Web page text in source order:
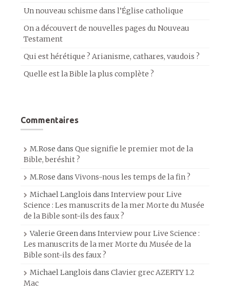
Un nouveau schisme dans l’Église catholique
On a découvert de nouvelles pages du Nouveau
Testament
Qui est hérétique ? Arianisme, cathares, vaudois ?
Quelle est la Bible la plus complète ?
Commentaires
M.Rose dans Que signifie le premier mot de la
Bible, beréshit ?
M.Rose dansVivons-nous les temps de la fin ?
Michael Langlois dans Interview pour Live
Science : Les manuscrits de la mer Morte du Musée
de la Bible sont-ils des faux ?
Valerie Greendans Interview pour Live Science :
Les manuscrits de la mer Morte du Musée de la
Bible sont-ils des faux ?
Michael Langlois dans Clavier grec AZERTY 1.2
Mac